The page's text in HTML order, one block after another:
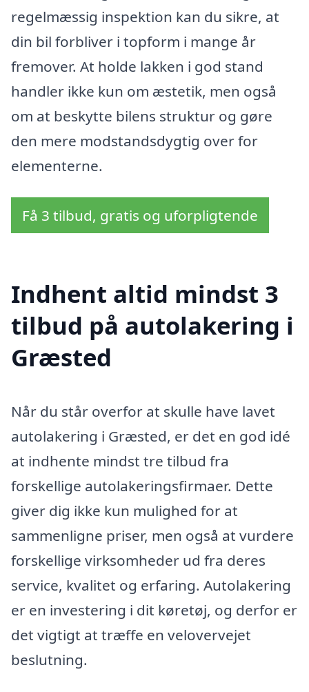
regelmæssig inspektion kan du sikre, at
din bil forbliver i topform i mange år
fremover. At holde lakken i god stand
handler ikke kun om æstetik, men også
om at beskytte bilens struktur og gøre
den mere modstandsdygtig over for
elementerne.
Få 3 tilbud, gratis og uforpligtende
Indhent altid mindst 3
tilbud på autolakering i
Græsted
Når du står overfor at skulle have lavet
autolakering i Græsted, er det en god idé
at indhente mindst tre tilbud fra
forskellige autolakeringsfirmaer. Dette
giver dig ikke kun mulighed for at
sammenligne priser, men også at vurdere
forskellige virksomheder ud fra deres
service, kvalitet og erfaring. Autolakering
er en investering i dit køretøj, og derfor er
det vigtigt at træffe en velovervejet
beslutning.